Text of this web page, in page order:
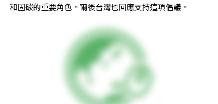
和固碳的重要角色。爾後台灣也回應支持這項倡議。